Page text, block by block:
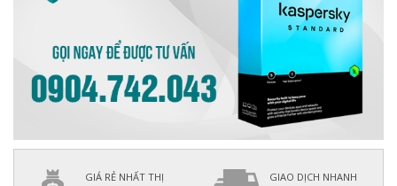
GIÁ RẺ NHẤT THỊ
GIAO DỊCH NHANH